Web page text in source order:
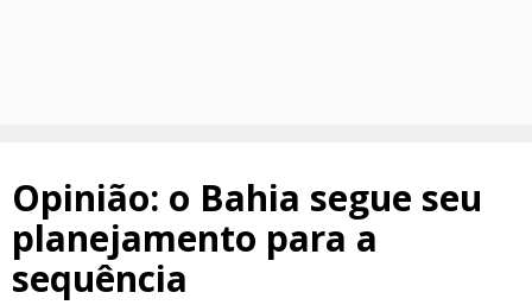
Opinião: o Bahia segue seu
planejamento para a
sequência